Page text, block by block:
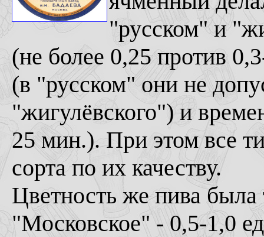
"русском" и
(не более 0,25 против
(в "русском" они не
"жигулёвского") и
25 мин.). При этом все
сорта по их качеству.
Цветность же пива была
"Московское" - 0,5-1,0